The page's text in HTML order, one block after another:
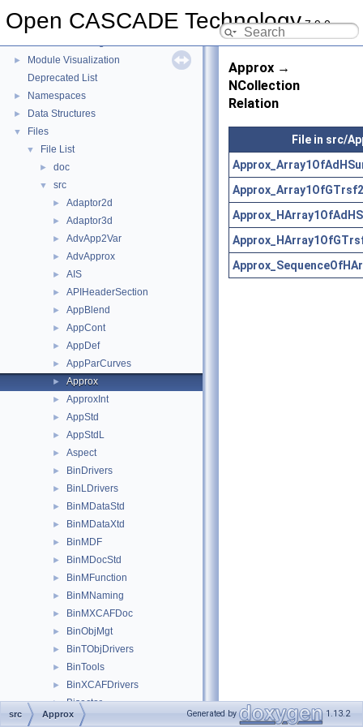
Open CASCADE Technology7.9.0
► Module ModelingAlgorithms
►
Module Visualization
Deprecated List
► Namespaces
► Data Structures
▼ Files
▼ File List
► doc
▼ src
► Adaptor2d
► Adaptor3d
► AdvApp2Var
► AdvApprox
► AIS
► APIHeaderSection
► AppBlend
► AppCont
► AppDef
► AppParCurves
► Approx
► ApproxInt
► AppStd
► AppStdL
► Aspect
► BinDrivers
► BinLDrivers
► BinMDataStd
► BinMDataXtd
► BinMDF
► BinMDocStd
► BinMFunction
► BinMNaming
► BinMXCAFDoc
► BinObjMgt
► BinTObjDrivers
► BinTools
► BinXCAFDrivers
► Bisector
► BiTgte
Approx →
NCollection
Relation
File in src/
src Approx Generated by 1.13.2